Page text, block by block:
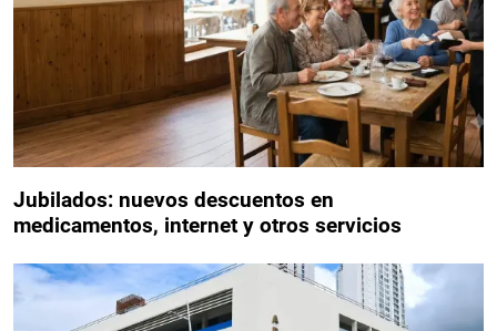
Jubilados: nuevos descuentos en
medicamentos, internet y otros servicios